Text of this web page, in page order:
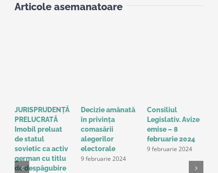
Articole asemanatoare
JURISPRUDENȚĂ
PRELUCRATĂ
Imobil preluat
de statul
sovietic ca activ
german cu titlu
de despăgubire
Decizie amânată
în privinţa
comasării
alegerilor
electorale
9 februarie 2024
Consiliul
Legislativ. Avize
emise – 8
februarie 2024
9 februarie 2024